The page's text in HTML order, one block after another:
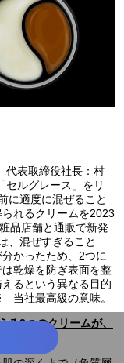
表取締役社長：村
ルグレース」をリ
に適度に混ぜること
れるクリームを2023
品店舗と通販で新発
、混ぜすぎること
かったため、2つに
乾燥を防ぎ表面を整
るという異なる目的
当社最高級の意味。
る2つのクリームが、